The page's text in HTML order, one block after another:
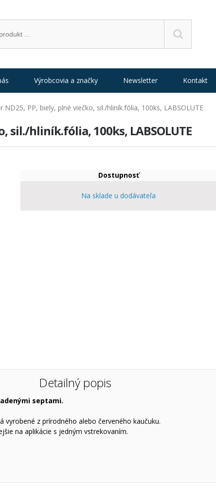
ND25, PP, biely, plné viečko, sil./hliník.fólia, 100ks, LABSOLUTE
sil./hliník.fólia, 100ks, LABSOLUTE
Dostupnosť
Na sklade u dodávateľa
Detailný popis
septami.
vyrobené z prírodného alebo červeného kaučuku.
na aplikácie s jedným vstrekovaním.
Výrobcovia a značky Newsletter Kontakt